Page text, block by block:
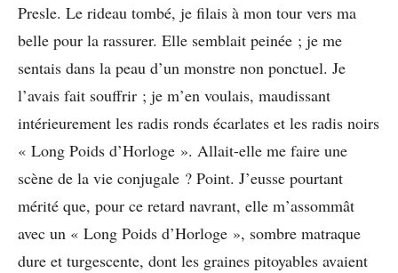
Presle. Le rideau tombé, je filais à mon tour vers ma
belle pour la rassurer. Elle semblait peinée ; je me
sentais dans la peau d’un monstre non ponctuel. Je
l’avais fait souffrir ; je m’en voulais, maudissant
intérieurement les radis ronds écarlates et les radis noirs
« Long Poids d’Horloge ». Allait-elle me faire une
scène de la vie conjugale ? Point. J’eusse pourtant
mérité que, pour ce retard navrant, elle m’assommât
avec un « Long Poids d’Horloge », sombre matraque
dure et turgescente, dont les graines pitoyables avaient